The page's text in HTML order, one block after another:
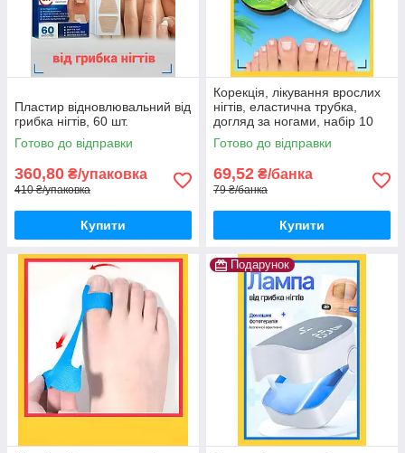
Пластир відновлювальний від
грибка нігтів, 60 шт.
Готово до відправки
360,80 ₴/упаковка
410 ₴/упаковка
Купити
Корекція, лікування врослих
нігтів, еластична трубка,
догляд за ногами, набір 10
шт.
Готово до відправки
69,52 ₴/банка
79 ₴/банка
Купити
Подарунок